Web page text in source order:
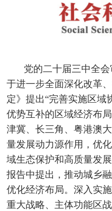
党的二十届三中全
于进一步全面深化改革
定》提出“完善实施区域
优势互补的区域经济布
津冀、长三角、粤港澳
量发展动力源作用，优
域生态保护和高质量发
报告中提出，推动城乡
优化经济布局。深入实
重大战略、主体功能区